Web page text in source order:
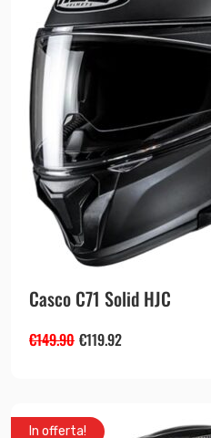
Casco C71 Solid HJC
€149.90 €119.92
In offerta!